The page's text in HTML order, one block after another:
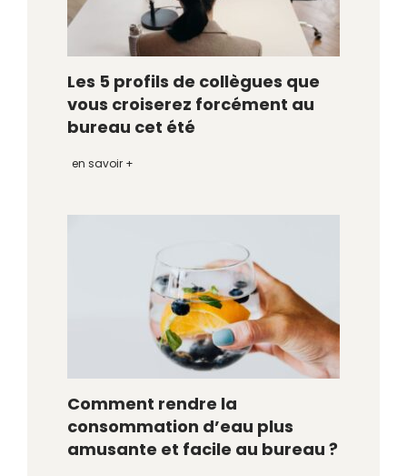
Les 5 profils de collègues que
vous croiserez forcément au
bureau cet été
en savoir +
Comment rendre la
consommation d’eau plus
amusante et facile au bureau ?